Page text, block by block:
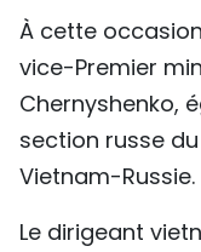
À cette
vice-Premier
Chernyshenko,
section russe
Vietnam-Russie.
Le dirigeant